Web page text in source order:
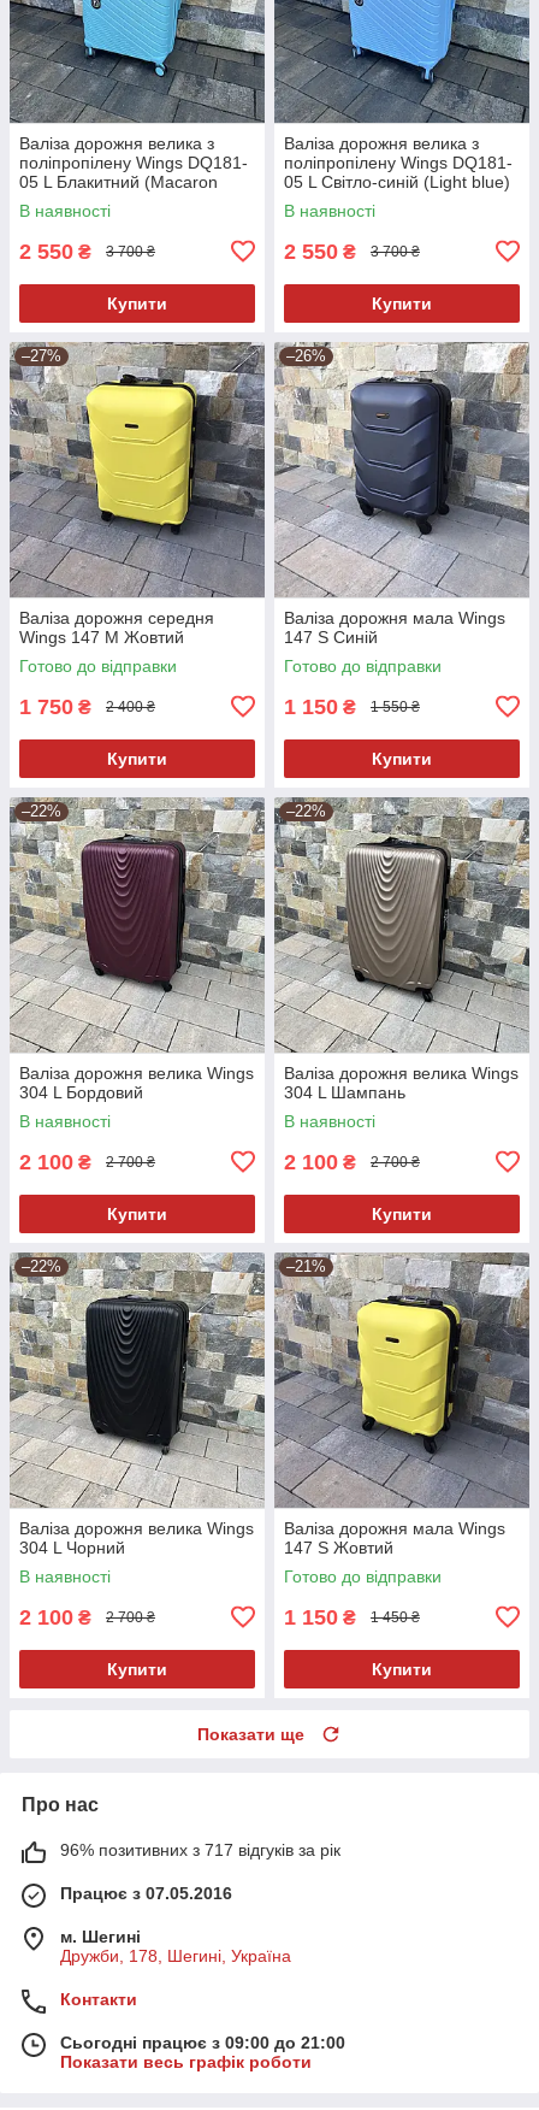
Валіза дорожня велика з
поліпропілену Wings DQ181-
05 L Блакитний (Macaron
blue)
В наявності
2 550 ₴ 3 700 ₴
Купити
Валіза дорожня велика з
поліпропілену Wings DQ181-
05 L Світло-синій (Light blue)
В наявності
2 550 ₴ 3 700 ₴
Купити
–27%
Валіза дорожня середня
Wings 147 M Жовтий
Готово до відправки
1 750 ₴ 2 400 ₴
Купити
–26%
Валіза дорожня мала Wings
147 S Синій
Готово до відправки
1 150 ₴ 1 550 ₴
Купити
–22%
Валіза дорожня велика Wings
304 L Бордовий
В наявності
2 100 ₴ 2 700 ₴
Купити
–22%
Валіза дорожня велика Wings
304 L Шампань
В наявності
2 100 ₴ 2 700 ₴
Купити
–22%
Валіза дорожня велика Wings
304 L Чорний
В наявності
2 100 ₴ 2 700 ₴
Купити
–21%
Валіза дорожня мала Wings
147 S Жовтий
Готово до відправки
1 150 ₴ 1 450 ₴
Купити
Показати ще
Про нас
96% позитивних з 717 відгуків за рік
Працює з 07.05.2016
м. Шегині
Дружби, 178, Шегині, Україна
Контакти
Сьогодні працює з 09:00 до 21:00
Показати весь графік роботи